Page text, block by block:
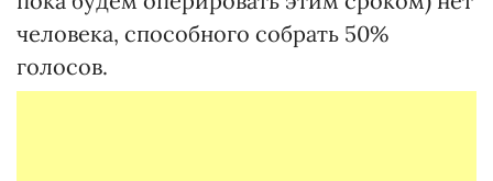
человека, способного собрать 50%
голосов.